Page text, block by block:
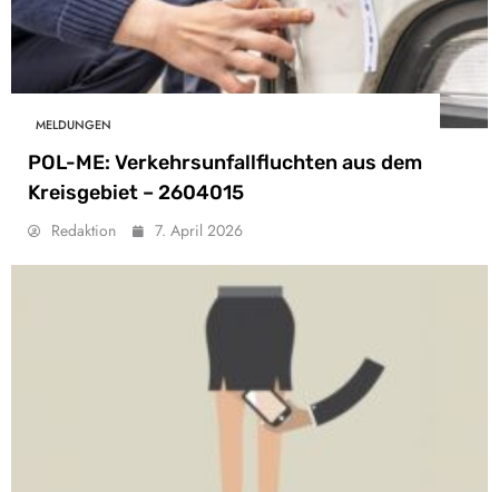
MELDUNGEN
POL-ME: Verkehrsunfallfluchten aus dem
Kreisgebiet – 2604015
Redaktion 7. April 2026